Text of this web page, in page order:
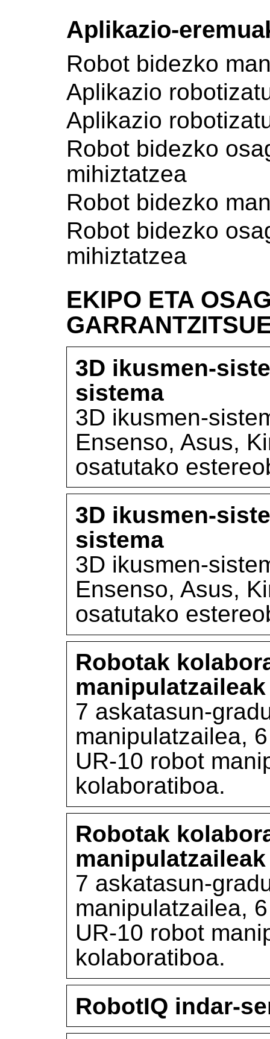
Aplikazio-
Robot bidezko
Aplikazio
Aplikazio
Robot bidezko
mihiztatzea
Robot bidezko
Robot bidezko
mihiztatzea
EKIPO ETA
3D ikusmen-
sistema
3D ikusmen-
Ensenso, Asus,
osatutako
3D ikusmen-
sistema
3D ikusmen-
Ensenso, Asus,
osatutako
Robotak
manipulatzaileak
7 askatasun-
manipulatzailea,
UR-10 robot
kolaboratiboa.
Robotak
manipulatzaileak
7 askatasun-
manipulatzailea,
UR-10 robot
kolaboratiboa.
RobotIQ indar-